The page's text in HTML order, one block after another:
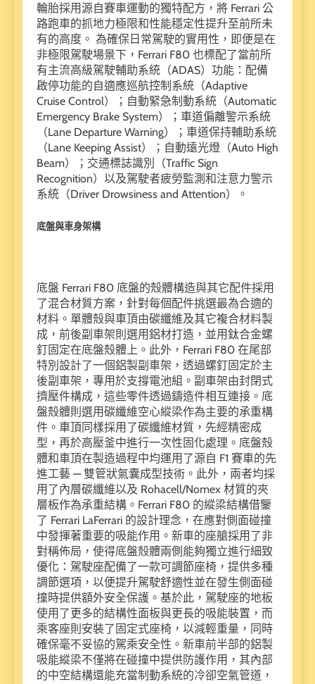
輪胎採用源自賽車運動的獨特配方，將 Ferrari 公
路跑車的抓地力極限和性能穩定性提升至前所未
有的高度。 為確保日常駕駛的實用性，即便是在
非極限駕駛場景下，Ferrari F80 也標配了當前所
有主流高級駕駛輔助系統（ADAS）功能：配備
啟停功能的自適應巡航控制系統（Adaptive
Cruise Control）；自動緊急制動系統（Automatic
Emergency Brake System）；車道偏離警示系統
（Lane Departure Warning）；車道保持輔助系統
（Lane Keeping Assist）；自動遠光燈（Auto High
Beam）；交通標誌識別（Traffic Sign
Recognition）以及駕駛者疲勞監測和注意力警示
系統（Driver Drowsiness and Attention）。
底盤與車身架構
底盤 Ferrari F80 底盤的殼體構造與其它配件採用
了混合材質方案，針對每個配件挑選最為合適的
材料。單體殼與車頂由碳纖維及其它複合材料製
成，前後副車架則選用鋁材打造，並用鈦合金螺
釘固定在底盤殼體上。此外，Ferrari F80 在尾部
特別設計了一個鋁製副車架，透過螺釘固定於主
後副車架，專用於支撐電池組。副車架由封閉式
擠壓件構成，這些零件透過鑄造件相互連接。底
盤殼體則選用碳纖維空心縱梁作為主要的承重構
件。車頂同樣採用了碳纖維材質，先經精密成
型，再於高壓釜中進行一次性固化處理。底盤殼
體和車頂在製造過程中均運用了源自 F1 賽車的先
進工藝 — 雙管狀氣囊成型技術。此外，兩者均採
用了內層碳纖維以及 Rohacell/Nomex 材質的夾
層板作為承重結構。Ferrari F80 的縱梁結構借鑒
了 Ferrari LaFerrari 的設計理念，在應對側面碰撞
中發揮著重要的吸能作用。新車的座艙採用了非
對稱佈局，使得底盤殼體兩側能夠獨立進行細致
優化：駕駛座配備了一款可調節座椅，提供多種
調節選項，以便提升駕駛舒適性並在發生側面碰
撞時提供額外安全保護。基於此，駕駛座的地板
使用了更多的結構性面板與更長的吸能裝置，而
乘客座則安裝了固定式座椅，以減輕重量，同時
確保毫不妥協的駕乘安全性。新車前半部的鋁製
吸能縱梁不僅將在碰撞中提供防護作用，其內部
的中空結構還能充當制動系統的冷卻空氣管道，